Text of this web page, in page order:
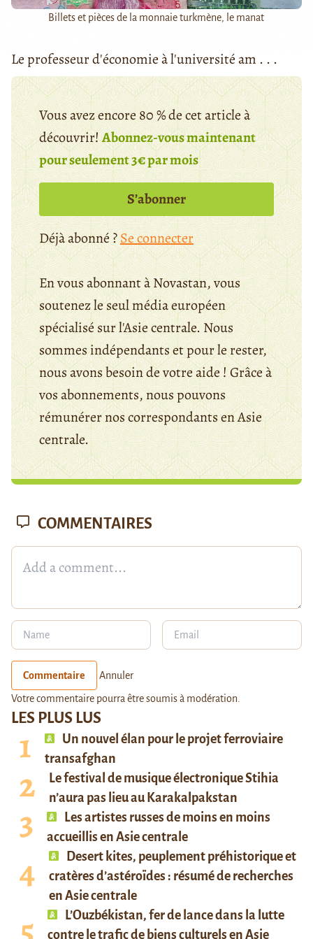
Billets et pièces de la monnaie turkmène, le manat
Le professeur d'économie à l'université am . . .
Vous avez encore 80 % de cet article à
découvrir!Abonnez-vous maintenant
pour seulement 3€ par mois
S’abonner
Déjà abonné ?Se connecter
En vous abonnant à Novastan, vous
soutenez le seul média européen
spécialisé sur l'Asie centrale. Nous
sommes indépendants et pour le rester,
nous avons besoin de votre aide ! Grâce à
vos abonnements, nous pouvons
rémunérer nos correspondants en Asie
centrale.
LES PLUS LUS
Un nouvel élan pour le projet ferroviaire
transafghan
Le festival de musique électronique Stihia
n’aura pas lieu au Karakalpakstan
Les artistes russes de moins en moins
accueillis en Asie centrale
Desert kites, peuplement préhistorique et
cratères d’astéroïdes : résumé de recherches
en Asie centrale
L’Ouzbékistan, fer de lance dans la lutte
contre le trafic de biens culturels en Asie
COMMENTAIRES
Commentaire Annuler
Votre commentaire pourra être soumis à modération.